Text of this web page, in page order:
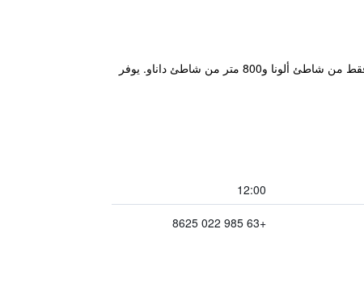
يقع فندق بوسيتانو ألونا بيتش بانغلاو وسط أشجار الموز وجوز الهند، ويوفر مكان إقامة في بانغلاو. ويقع على بعد 300 متر فقط من شاطئ ألونا و800 متر من شاطئ داناو. يوفر
12:00
+63 985 022 8625